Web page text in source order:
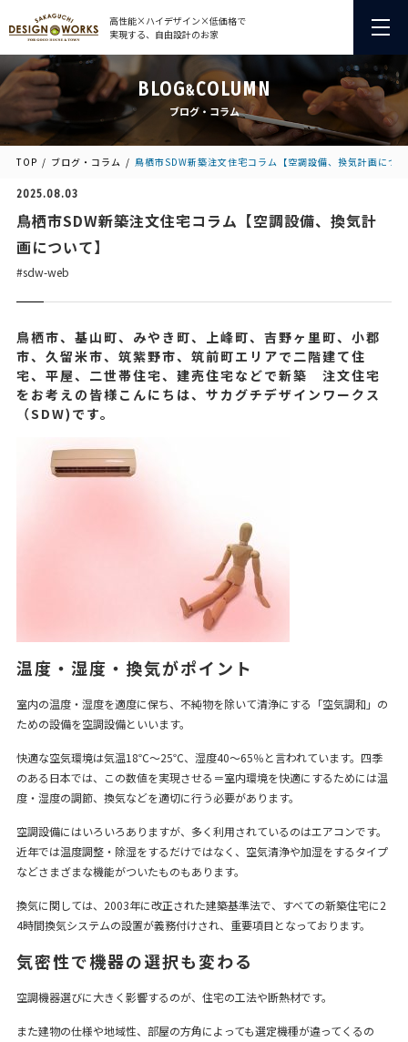
高性能×ハイデザイン×低価格で
実現する、自由設計のお家
BLOG&COLUMN
ブログ・コラム
TOP ブログ・コラム 鳥栖市SDW新築注文住宅コラム【空調設備、換気計画につ
2025.08.03
鳥栖市SDW新築注文住宅コラム【空調設備、換気計
画について】
#sdw-web
鳥栖市、基山町、みやき町、上峰町、吉野ヶ里町、小郡
市、久留米市、筑紫野市、筑前町エリアで二階建て住
宅、平屋、二世帯住宅、建売住宅などで新築 注文住宅
をお考えの皆様こんにちは、サカグチデザインワークス
（SDW)です。
温度・湿度・換気がポイント
室内の温度・湿度を適度に保ち、不純物を除いて清浄にする「空気調和」の
ための設備を空調設備といいます。
快適な空気環境は気温18℃～25℃、湿度40～65％と言われています。四季
のある日本では、この数値を実現させる＝室内環境を快適にするためには温
度・湿度の調節、換気などを適切に行う必要があります。
空調設備にはいろいろありますが、多く利用されているのはエアコンです。
近年では温度調整・除湿をするだけではなく、空気清浄や加湿をするタイプ
などさまざまな機能がついたものもあります。
換気に関しては、2003年に改正された建築基準法で、すべての新築住宅に2
4時間換気システムの設置が義務付けされ、重要項目となっております。
気密性で機器の選択も変わる
空調機器選びに大きく影響するのが、住宅の工法や断熱材です。
また建物の仕様や地域性、部屋の方角によっても選定機種が違ってくるの